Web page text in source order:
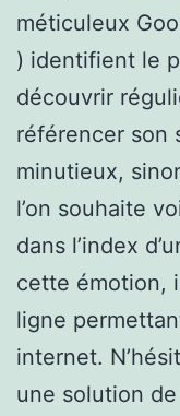
méticuleux
) identifient le
découvrir
référencer son
minutieux,
l’on souhaite
dans l’index
cette émotion,
ligne
internet.
une solution